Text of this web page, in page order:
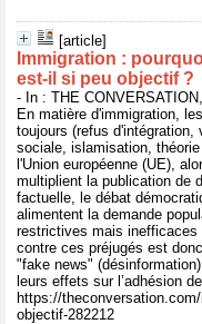
[article]
Immigration :
est‑il si peu objectif ?
- In : THE
En matière d'immigration,
toujours (refus
sociale, islamisation,
l'Union européenne (UE),
multiplient la publication de
factuelle, le débat
alimentent la demande
restrictives mais
contre ces préjugés est
"fake news"
leurs effets sur l’adhésion
https://
objectif-282212